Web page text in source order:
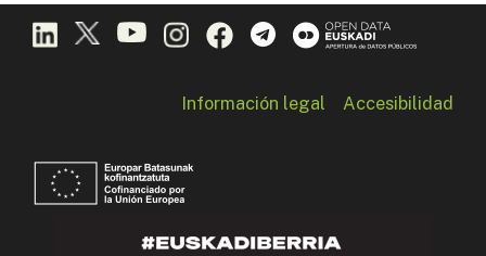
Información legal Accesibilidad